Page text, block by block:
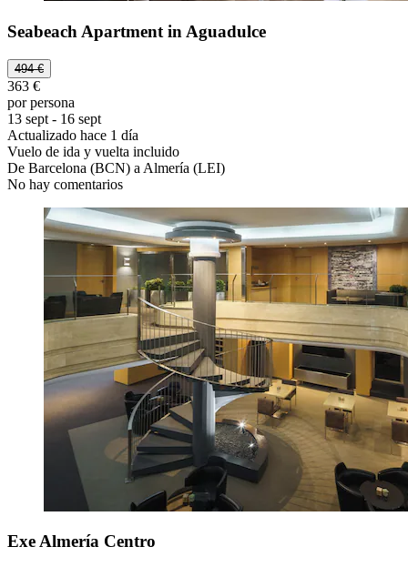
Seabeach Apartment in Aguadulce
494 €
363 €
por persona
13 sept - 16 sept
Actualizado hace 1 día
Vuelo de ida y vuelta incluido
De Barcelona (BCN) a Almería (LEI)
No hay comentarios
Exe Almería Centro